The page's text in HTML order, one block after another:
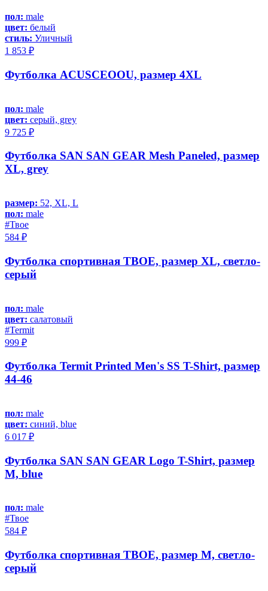
пол: male
цвет: белый
стиль: Уличный
1 853 ₽
Футболка ACUSCEOOU, размер 4XL
пол: male
цвет: серый, grey
9 725 ₽
Футболка SAN SAN GEAR Mesh Paneled, размер
XL, grey
размер: 52, XL, L
пол: male
#Твое
584 ₽
Футболка спортивная ТВОЕ, размер XL, светло-
серый
пол: male
цвет: салатовый
#Termit
999 ₽
Футболка Termit Printed Men's SS T-Shirt, размер
44-46
пол: male
цвет: синий, blue
6 017 ₽
Футболка SAN SAN GEAR Logo T-Shirt, размер
M, blue
пол: male
#Твое
584 ₽
Футболка спортивная ТВОЕ, размер M, светло-
серый